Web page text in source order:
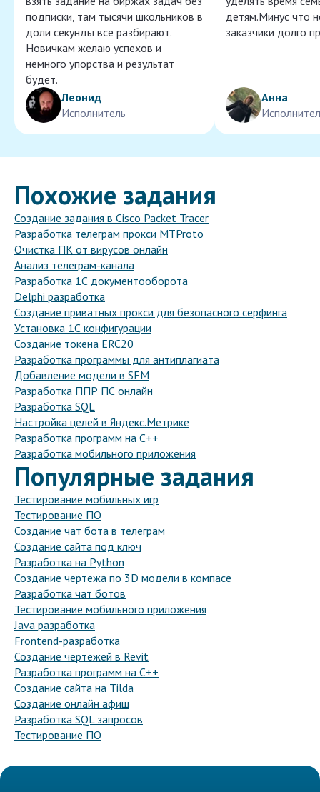
подписки, там тысячи школьников в
доли секунды все разбирают.
Новичкам желаю успехов и
немного упорства и результат
будет.
Леонид
Исполнитель
детям.Минус что
заказчики долго
Анна
Похожие задания
Создание задания в Cisco Packet Tracer
Разработка телеграм прокси MTProto
Очистка ПК от вирусов онлайн
Анализ телеграм-канала
Разработка 1С документооборота
Delphi разработка
Создание приватных прокси для безопасного серфинга
Установка 1С конфигурации
Создание токена ERC20
Разработка программы для антиплагиата
Добавление модели в SFM
Разработка ППР ПС онлайн
Разработка SQL
Настройка целей в Яндекс.Метрике
Разработка программ на C++
Разработка мобильного приложения
Популярные задания
Тестирование мобильных игр
Тестирование ПО
Создание чат бота в телеграм
Создание сайта под ключ
Разработка на Python
Создание чертежа по 3D модели в компасе
Разработка чат ботов
Тестирование мобильного приложения
Java разработка
Frontend-разработка
Создание чертежей в Revit
Разработка программ на C++
Создание сайта на Tilda
Создание онлайн афиш
Разработка SQL запросов
Тестирование ПО